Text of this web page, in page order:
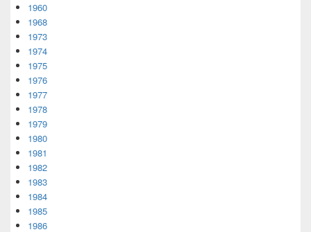
1960
1968
1973
1974
1975
1976
1977
1978
1979
1980
1981
1982
1983
1984
1985
1986